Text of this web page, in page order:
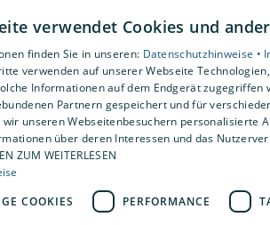
verwendet Cookies und
finden Sie in unseren: Datenschutzhinweise •
verwenden auf unserer Webseite
Informationen auf dem Endgerät
Partnern gespeichert und für
unseren Webseitenbesuchern personalisierte
über deren Interessen und das
ZUM WEITERLESEN
COOKIES
PERFORMANCE